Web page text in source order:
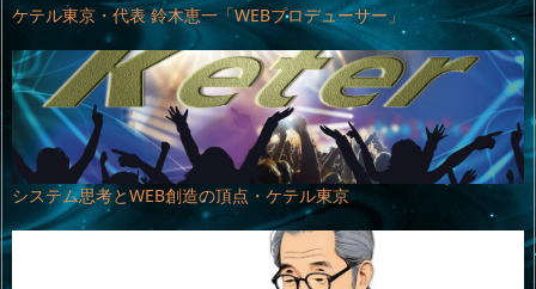
ケテル東京・代表 鈴木恵一「WEBプロデューサー」
システム思考とWEB創造の頂点・ケテル東京